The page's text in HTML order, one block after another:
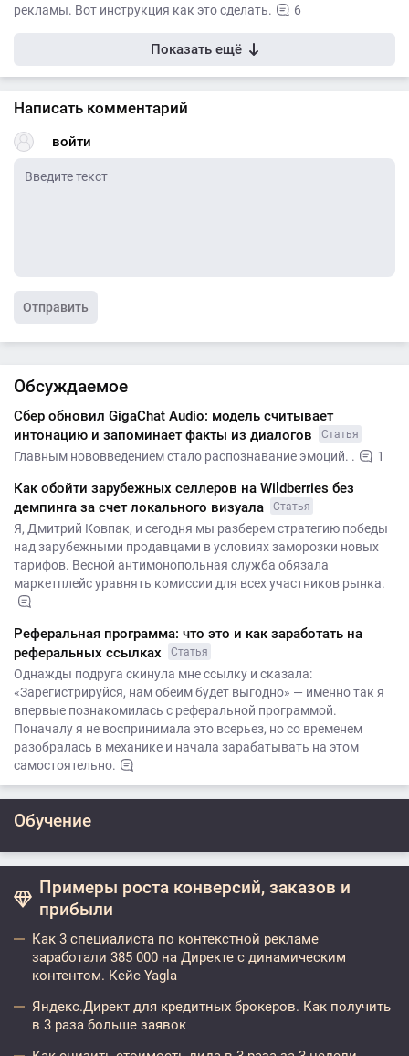
рекламы. Вот инструкция как это сделать.
6
Показать ещё
Написать комментарий
войти
Отправить
Обсуждаемое
Сбер обновил GigaChat Audio: модель считывает
интонацию и запоминает факты из диалогов
Статья
Главным нововведением стало распознавание эмоций. . 1
Как обойти зарубежных селлеров на Wildberries без
демпинга за счет локального визуала
Статья
Я, Дмитрий Ковпак, и сегодня мы разберем стратегию победы
над зарубежными продавцами в условиях заморозки новых
тарифов. Весной антимонопольная служба обязала
маркетплейс уравнять комиссии для всех участников рынка.
Реферальная программа: что это и как заработать на
реферальных ссылках
Статья
Однажды подруга скинула мне ссылку и сказала:
«Зарегистрируйся, нам обеим будет выгодно» — именно так я
впервые познакомилась с реферальной программой.
Поначалу я не воспринимала это всерьез, но со временем
разобралась в механике и начала зарабатывать на этом
самостоятельно.
Обучение
Примеры роста конверсий, заказов и
прибыли
Как 3 специалиста по контекстной рекламе
заработали 385 000 на Директе с динамическим
контентом. Кейс Yagla
Яндекс.Директ для кредитных брокеров. Как получить
в 3 раза больше заявок